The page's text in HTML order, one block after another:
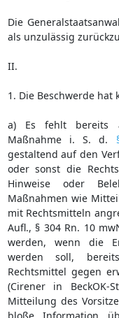
Die
als unzulässig
II.
1. Die Beschwerde
a) Es fehlt bereits
Maßnahme i. S. d.
gestaltend auf den
oder sonst die
Hinweise oder
Maßnahmen wie
mit Rechtsmitteln
Aufl., § 304 Rn. 10
werden, wenn die
werden soll,
Rechtsmittel gegen
(Cirener in
Mitteilung des
bloße Information